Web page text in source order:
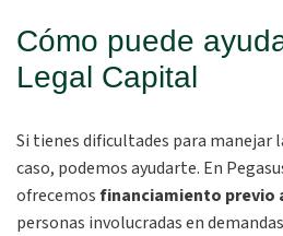
Cómo puede
Legal Capital
Si tienes dificultades para manejar
caso, podemos ayudarte. En
ofrecemosfinanciamiento previo
personas involucradas en